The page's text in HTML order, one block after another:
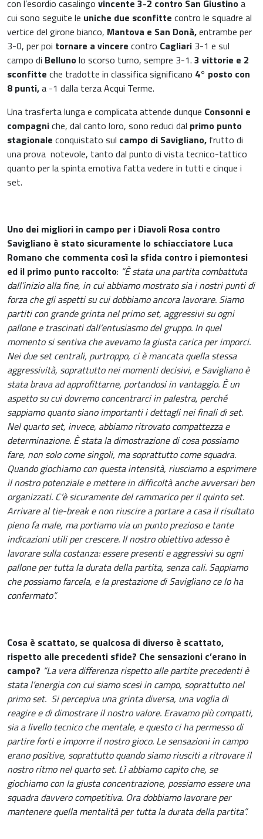
con l’esordio casalingo vincente 3-2 contro San Giustinoa
cui sono seguite le uniche due sconfitte contro le squadre al
vertice del girone bianco, Mantova e San Donà,entrambe per
3-0, per poi tornare a vincere contro Cagliari 3-1 e sul
campo di Bellunolo scorso turno, sempre 3-1. 3 vittorie e 2
sconfitte che tradotte in classifica significano 4° posto con
8 punti,a -1 dalla terza Acqui Terme.
Una trasferta lunga e complicata attende dunque Consonni e
compagniche, dal canto loro, sono reduci dal primo punto
stagionale conquistato sul campo di Savigliano, frutto di
una prova notevole, tanto dal punto di vista tecnico-tattico
quanto per la spinta emotiva fatta vedere in tutti e cinque i
set.
Uno dei migliori in campo per i Diavoli Rosa contro
Savigliano è stato sicuramente lo schiacciatore Luca
Romano che commenta così la sfida contro i piemontesi
ed il primo punto raccolto: “È stata una partita combattuta
dall’inizio alla fine, in cui abbiamo mostrato sia i nostri punti di
forza che gli aspetti su cui dobbiamo ancora lavorare. Siamo
partiti con grande grinta nel primo set, aggressivi su ogni
pallone e trascinati dall’entusiasmo del gruppo. In quel
momento si sentiva che avevamo la giusta carica per imporci.
Nei due set centrali, purtroppo, ci è mancata quella stessa
aggressività, soprattutto nei momenti decisivi, e Savigliano è
stata brava ad approfittarne, portandosi in vantaggio. È un
aspetto su cui dovremo concentrarci in palestra, perché
sappiamo quanto siano importanti i dettagli nei finali di set.
Nel quarto set, invece, abbiamo ritrovato compattezza e
determinazione. È stata la dimostrazione di cosa possiamo
fare, non solo come singoli, ma soprattutto come squadra.
Quando giochiamo con questa intensità, riusciamo a esprimere
il nostro potenziale e mettere in difficoltà anche avversari ben
organizzati. C’è sicuramente del rammarico per il quinto set.
Arrivare al tie-break e non riuscire a portare a casa il risultato
pieno fa male, ma portiamo via un punto prezioso e tante
indicazioni utili per crescere. Il nostro obiettivo adesso è
lavorare sulla costanza: essere presenti e aggressivi su ogni
pallone per tutta la durata della partita, senza cali. Sappiamo
che possiamo farcela, e la prestazione di Savigliano ce lo ha
confermato”.
Cosa è scattato, se qualcosa di diverso è scattato,
rispetto alle precedenti sfide? Che sensazioni c’erano in
campo? “La vera differenza rispetto alle partite precedenti è
stata l’energia con cui siamo scesi in campo, soprattutto nel
primo set. Si percepiva una grinta diversa, una voglia di
reagire e di dimostrare il nostro valore. Eravamo più compatti,
sia a livello tecnico che mentale, e questo ci ha permesso di
partire forti e imporre il nostro gioco. Le sensazioni in campo
erano positive, soprattutto quando siamo riusciti a ritrovare il
nostro ritmo nel quarto set. Lì abbiamo capito che, se
giochiamo con la giusta concentrazione, possiamo essere una
squadra davvero competitiva. Ora dobbiamo lavorare per
mantenere quella mentalità per tutta la durata della partita”.